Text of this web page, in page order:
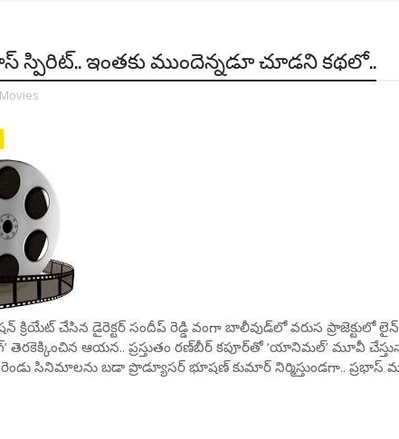
స్పిరిట్.. ఇంతకు ముందెన్నడూ చూడని కథలో..
క్రియేట్ చేసిన డైరెక్టర్ సందీప్ రెడ్డి వంగా బాలీవుడ్‌లో వరుస ప్రాజెక్టులో
తెరకెక్కించిన ఆయన.. ప్రస్తుతం రణ్‌బీర్ కపూర్‌తో ‘యానిమల్’ మూవీ
సినిమాలను బడా ప్రొడ్యూసర్ భూషణ్ కుమార్ నిర్మిస్తుండగా..